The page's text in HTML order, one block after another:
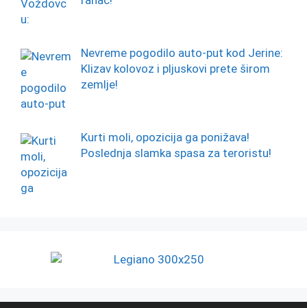
Nevreme pogodilo auto-put kod Jerine:
Klizav kolovoz i pljuskovi prete širom
zemlje!
Kurti moli, opozicija ga ponižava!
Poslednja slamka spasa za teroristu!